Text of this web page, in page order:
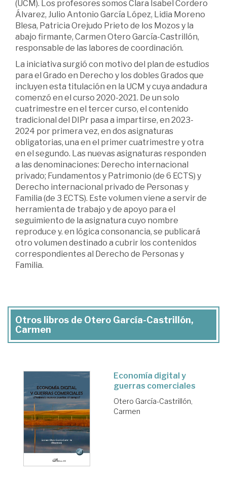
(UCM). Los profesores somos Clara Isabel Cordero
Álvarez, Julio Antonio García López, Lidia Moreno
Blesa, Patricia Ore­judo Prieto de los Mozos y la
abajo firmante, Carmen Otero García-Castrillón,
responsable de las labores de coordinación.
La iniciativa surgió con motivo del plan de estudios
para el Grado en Derecho y los dobles Grados que
incluyen esta titulación en la UCM y cuya andadura
comenzó en el curso 2020-2021. De un solo
cuatrimestre en el tercer curso, el contenido
tradicional del DIPr pasa a impartirse, en 2023-
2024 por primera vez, en dos asignaturas
obligatorias, una en el primer cuatrimestre y otra
en el segundo. Las nuevas asignaturas responden
a las denominaciones: Derecho internacional
privado; Fundamentos y Patrimonio (de 6 ECTS) y
Derecho internacional privado de Personas y
Familia (de 3 ECTS). Este volumen viene a servir de
herramienta de trabajo y de apoyo para el
seguimiento de la asignatura cuyo nombre
reproduce y. en lógica consonancia, se publicará
otro volumen destinado a cubrir los conte­nidos
correspondientes al Derecho de Personas y
Familia.
Otros libros de Otero García-Castrillón,
Carmen
Economía digital y
guerras comerciales
Otero García-Castrillón,
Carmen